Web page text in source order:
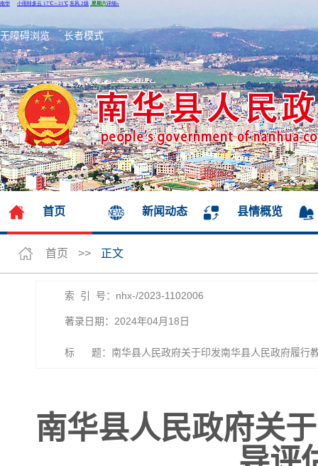
无障碍浏览 长者模式
首页 新闻动态 县情概览
首页 >> 正文
索 引 号：nhx-/2023-1102006
著录日期：2024年04月18日
标 题：南华县人民政府关于印发南华县人民政府履行
南华县人民政府关